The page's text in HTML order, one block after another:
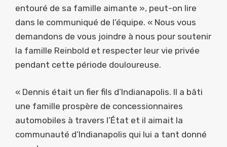
entouré de sa famille aimante », peut-on lire
dans le communiqué de l’équipe. « Nous vous
demandons de vous joindre à nous pour soutenir
la famille Reinbold et respecter leur vie privée
pendant cette période douloureuse.
« Dennis était un fier fils d’Indianapolis. Il a bâti
une famille prospère de concessionnaires
automobiles à travers l’État et il aimait la
communauté d’Indianapolis qui lui a tant donné